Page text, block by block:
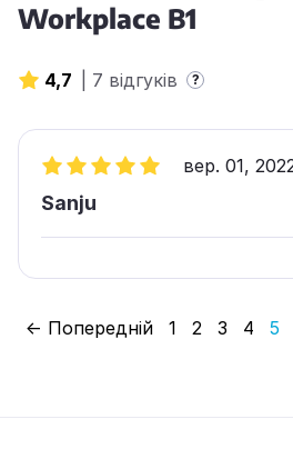
Workplace B1
4,7 7 відгуків ?
вер. 01,
Sanju
← Попередній 1 2 3 4 5